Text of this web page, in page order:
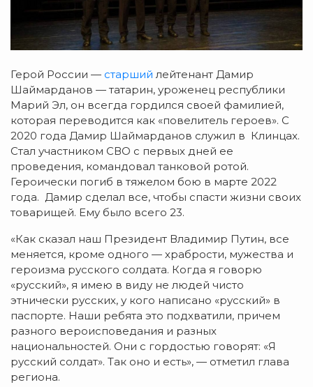
Герой России — старший лейтенант Дамир
Шаймарданов — татарин, уроженец республики
Марий Эл, он всегда гордился своей фамилией,
которая переводится как «повелитель героев». С
2020 года Дамир Шаймарданов служил в Клинцах.
Стал участником СВО с первых дней ее
проведения, командовал танковой ротой.
Героически погиб в тяжелом бою в марте 2022
года. Дамир сделал все, чтобы спасти жизни своих
товарищей. Ему было всего 23.
«Как сказал наш Президент Владимир Путин, все
меняется, кроме одного — храбрости, мужества и
героизма русского солдата. Когда я говорю
«русский», я имею в виду не людей чисто
этнически русских, у кого написано «русский» в
паспорте. Наши ребята это подхватили, причем
разного вероисповедания и разных
национальностей. Они с гордостью говорят: «Я
русский солдат». Так оно и есть», — отметил глава
региона.